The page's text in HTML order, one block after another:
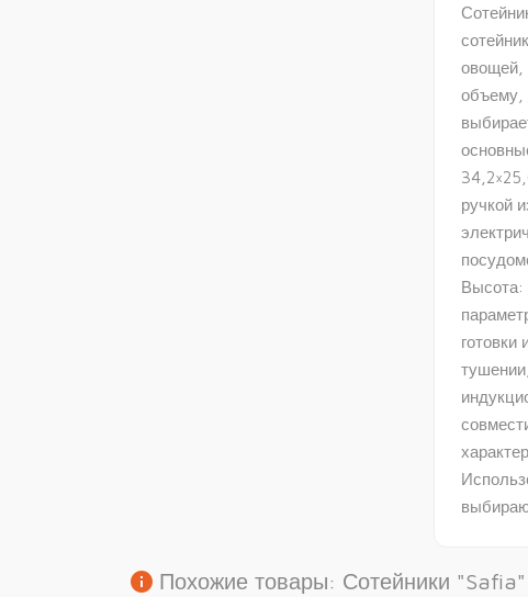
овощей,
объему,
ручкой
Высота:
info Похожие товары: Сотейники